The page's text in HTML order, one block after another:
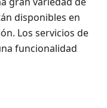
disponibles en
Los servicios de
funcionalidad